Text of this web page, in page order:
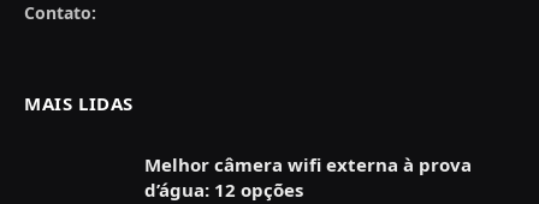
Contato:
MAIS LIDAS
Melhor câmera wifi externa à prova
d’água: 12 opções